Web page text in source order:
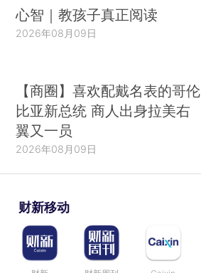
心智｜教孩子真正阅读
2026年08月09日
【商圈】喜欢配戴名表的哥伦
比亚新总统 商人出身拉美右
翼又一员
2026年08月09日
财新移动